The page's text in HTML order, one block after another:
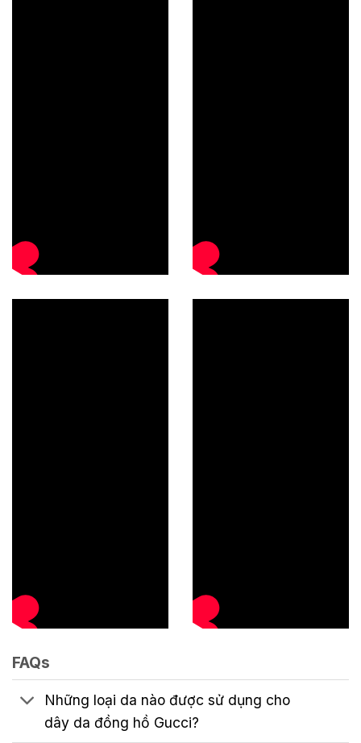
FAQs
Những loại da nào được sử dụng cho
dây da đồng hồ Gucci?